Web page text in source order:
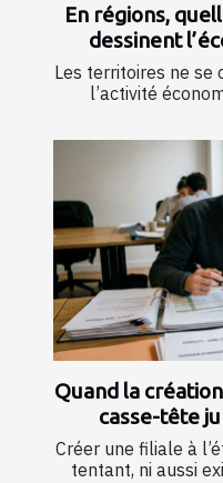
En régions,
dessinent
Les territoires ne se
l’activité
Quand la
casse-tête
Créer une filiale à
tentant, ni aussi